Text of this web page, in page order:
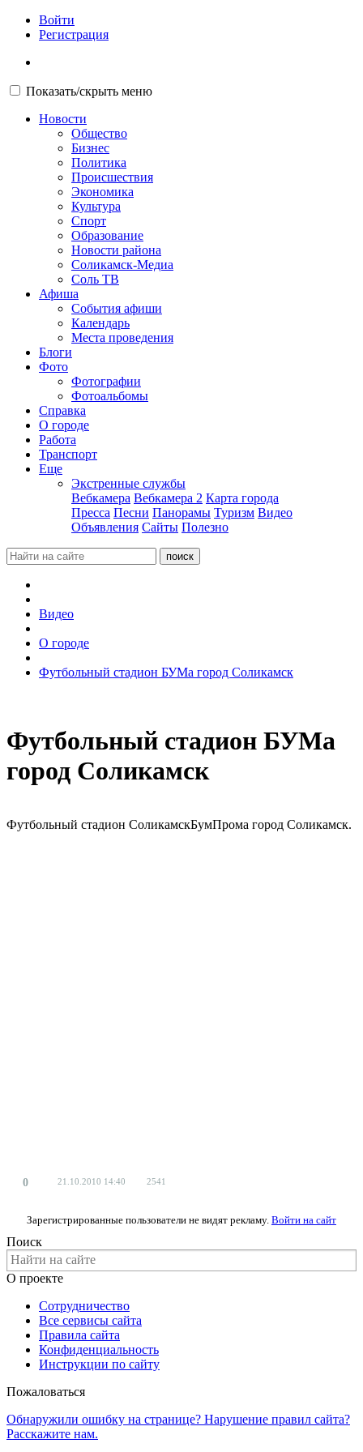
Войти
Регистрация
Показать/скрыть меню
Новости
Общество
Бизнес
Политика
Происшествия
Экономика
Культура
Спорт
Образование
Новости района
Соликамск-Медиа
Соль ТВ
Афиша
События афиши
Календарь
Места проведения
Блоги
Фото
Фотографии
Фотоальбомы
Справка
О городе
Работа
Транспорт
Еще
Экстренные службы
Вебкамера Вебкамера 2 Карта города
Пресса Песни Панорамы Туризм Видео
Объявления Сайты Полезно
Видео
О городе
Футбольный стадион БУМа город Соликамск
Футбольный стадион БУМа
город Соликамск
Футбольный стадион СоликамскБумПрома город Соликамск.
0 21.10.2010 14:40 2541
Зарегистрированные пользователи не видят рекламу. Войти на сайт
Поиск
О проекте
Сотрудничество
Все сервисы сайта
Правила сайта
Конфиденциальность
Инструкции по сайту
Пожаловаться
Обнаружили ошибку на странице? Нарушение правил сайта?
Расскажите нам.